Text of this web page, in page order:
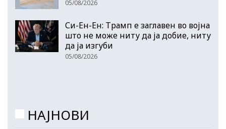
05/08/2026
Си-Ен-Ен: Трамп е заглавен во војна
што не може ниту да ја добие, ниту
да ја изгуби
05/08/2026
НАЈНОВИ